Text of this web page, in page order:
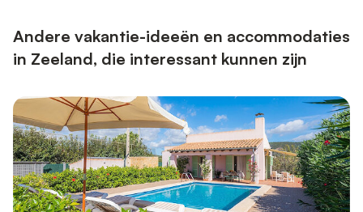
strand pra...
Andere vakantie-ideeën en accommodaties
in Zeeland, die interessant kunnen zijn